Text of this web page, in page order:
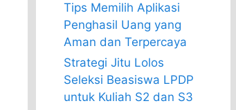
Tips Memilih Aplikasi
Penghasil Uang yang
Aman dan Terpercaya
Strategi Jitu Lolos
Seleksi Beasiswa LPDP
untuk Kuliah S2 dan S3